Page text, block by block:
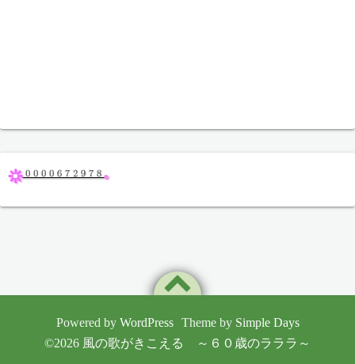
Powered by WordPress Theme by Simple Days
©2026 風の歌がきこえる ～６０歳のラララ～